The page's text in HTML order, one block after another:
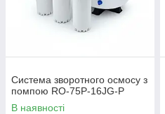
Система зворотного осмосу з
помпою RO-75P-16JG-P
В наявності